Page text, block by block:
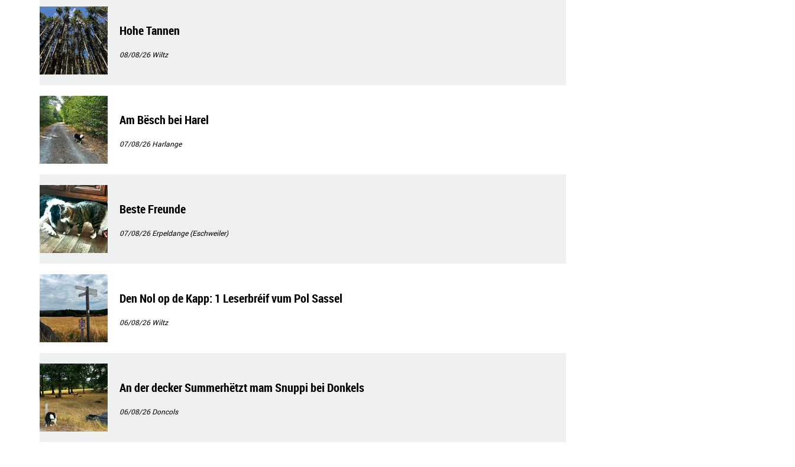
Hohe Tannen
08/08/26 Wiltz
Am Bësch bei Harel
07/08/26Harlange
Beste Freunde
07/08/26Erpeldange (Eschweiler)
Den Nol op de Kapp: 1 Leserbréif vum Pol Sassel
06/08/26 Wiltz
An der decker Summerhëtzt mam Snuppi bei Donkels
06/08/26Doncols